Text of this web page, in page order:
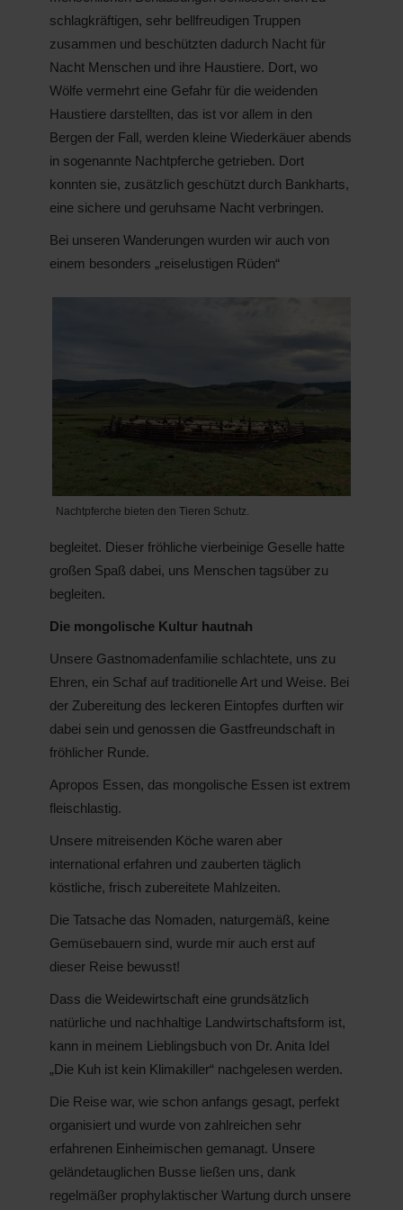
schlagkräftigen, sehr bellfreudigen Truppen
zusammen und beschützten dadurch Nacht für
Nacht Menschen und ihre Haustiere. Dort, wo
Wölfe vermehrt eine Gefahr für die weidenden
Haustiere darstellten, das ist vor allem in den
Bergen der Fall, werden kleine Wiederkäuer abends
in sogenannte Nachtpferche getrieben. Dort
konnten sie, zusätzlich geschützt durch Bankharts,
eine sichere und geruhsame Nacht verbringen.
Bei unseren Wanderungen wurden wir auch von
einem besonders „reiselustigen Rüden“
Nachtpferche bieten den Tieren Schutz.
begleitet. Dieser fröhliche vierbeinige Geselle hatte
großen Spaß dabei, uns Menschen tagsüber zu
begleiten.
Die mongolische Kultur hautnah
Unsere Gastnomadenfamilie schlachtete, uns zu
Ehren, ein Schaf auf traditionelle Art und Weise. Bei
der Zubereitung des leckeren Eintopfes durften wir
dabei sein und genossen die Gastfreundschaft in
fröhlicher Runde.
Apropos Essen, das mongolische Essen ist extrem
fleischlastig.
Unsere mitreisenden Köche waren aber
international erfahren und zauberten täglich
köstliche, frisch zubereitete Mahlzeiten.
Die Tatsache das Nomaden, naturgemäß, keine
Gemüsebauern sind, wurde mir auch erst auf
dieser Reise bewusst!
Dass die Weidewirtschaft eine grundsätzlich
natürliche und nachhaltige Landwirtschaftsform ist,
kann in meinem Lieblingsbuch von Dr. Anita Idel
„Die Kuh ist kein Klimakiller“ nachgelesen werden.
Die Reise war, wie schon anfangs gesagt, perfekt
organisiert und wurde von zahlreichen sehr
erfahrenen Einheimischen gemanagt. Unsere
geländetauglichen Busse ließen uns, dank
regelmäßer prophylaktischer Wartung durch unsere